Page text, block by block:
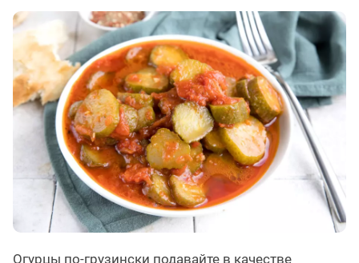
Огурцы по-грузински подавайте в качестве